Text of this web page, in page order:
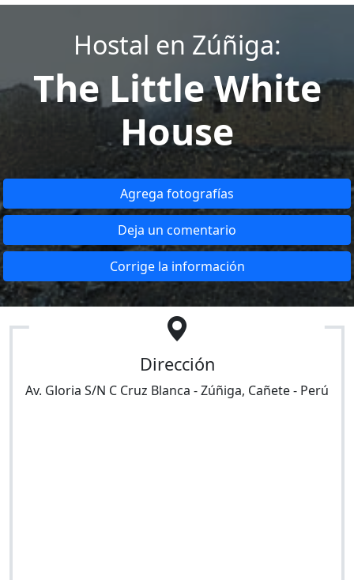
Hostal en Zúñiga:
The Little White
House
Agrega fotografías
Deja un comentario
Corrige la información
Dirección
Av. Gloria S/N C Cruz Blanca -Zúñiga, Cañete- Perú